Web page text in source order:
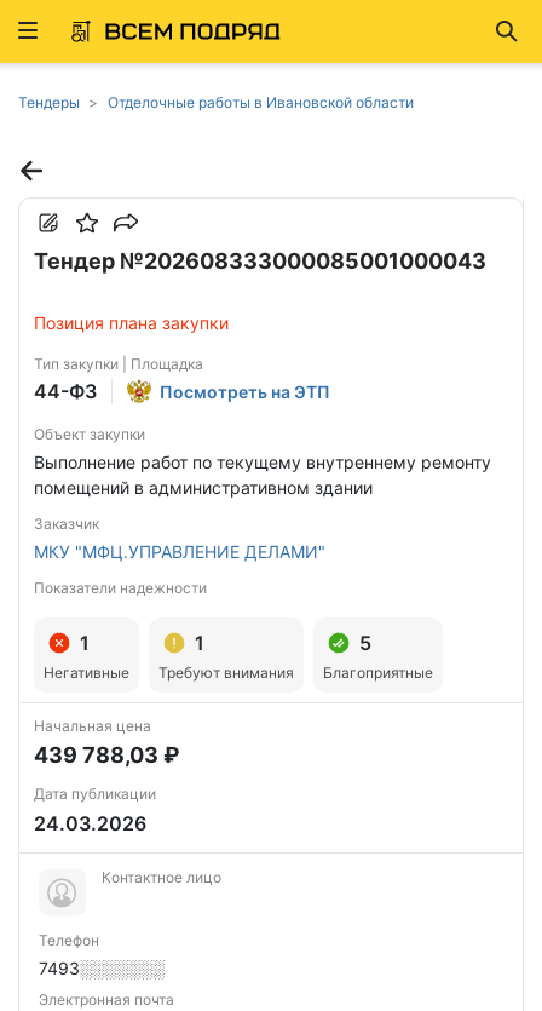
Развернуть
Тендеры Отделочные работы в Ивановской области
Тендер №202608333000085001000043
Позиция плана закупки
Тип закупки | Площадка
44-ФЗ Посмотреть на ЭТП
Объект закупки
Выполнение работ по текущему внутреннему ремонту
помещений в административном здании
Заказчик
МКУ "МФЦ.УПРАВЛЕНИЕ ДЕЛАМИ"
Показатели надежности
1
Негативные
1
Требуют внимания
5
Благоприятные
Начальная цена
439 788,03 ₽
Дата публикации
24.03.2026
Контактное лицо
Телефон
7493░░░░░░░
Электронная почта